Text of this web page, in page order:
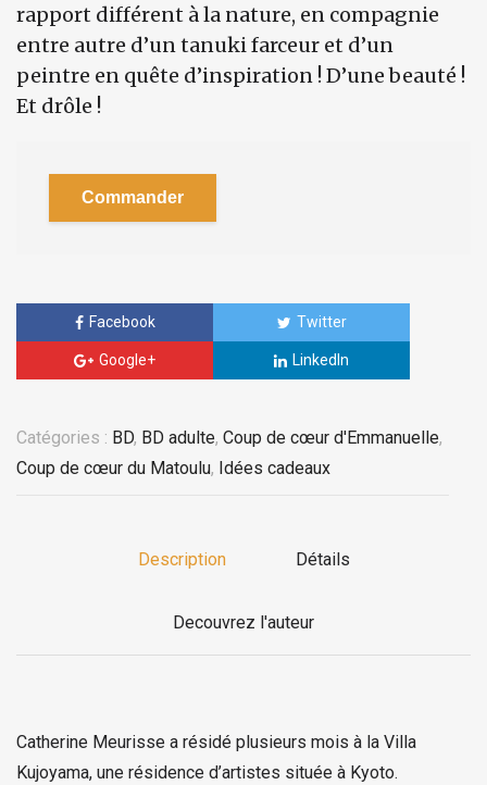
rapport différent à la nature, en compagnie
entre autre d’un tanuki farceur et d’un
peintre en quête d’inspiration ! D’une beauté !
Et drôle !
Commander
Facebook Twitter
Google+ LinkedIn
Catégories : BD, BD adulte, Coup de cœur d'Emmanuelle,
Coup de cœur du Matoulu, Idées cadeaux
Description Détails
Decouvrez l'auteur
Catherine Meurisse a résidé plusieurs mois à la Villa
Kujoyama, une résidence d’artistes située à Kyoto.